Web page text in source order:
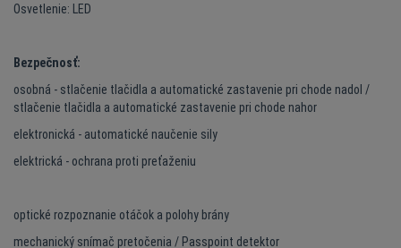
Osvetlenie: LED
Bezpečnosť:
osobná - stlačenie tlačidla a automatické zastavenie pri chode nadol /
stlačenie tlačidla a automatické zastavenie pri chode nahor
elektronická - automatické naučenie sily
elektrická - ochrana proti preťaženiu
optické rozpoznanie otáčok a polohy brány
mechanický snímač pretočenia / Passpoint detektor